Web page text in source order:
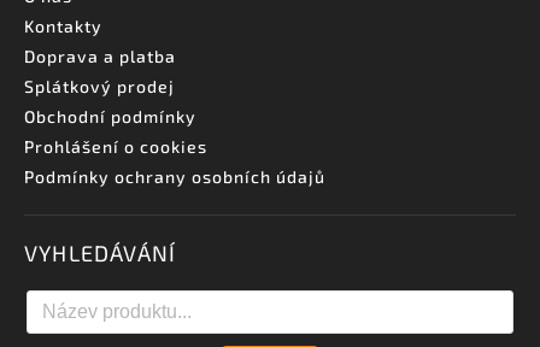
Kontakty
Doprava a platba
Splátkový prodej
Obchodní podmínky
Prohlášení o cookies
Podmínky ochrany osobních údajů
VYHLEDÁVÁNÍ